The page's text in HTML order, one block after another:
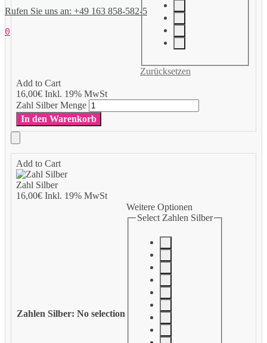
Rufen Sie uns an: +49 163 858-582-5
0
Add to Cart
16,00€Inkl. 19% MwSt
Zurücksetzen
Zahl Silber Menge
In den Warenkorb
Add to Cart
Zahl Silber
16,00€Inkl. 19% MwSt
Zahlen Silber: No selection
Weitere Optionen
Select Zahlen Silber